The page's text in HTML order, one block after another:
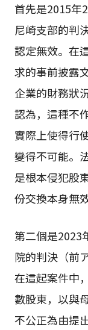
首先是2015年
尼崎支部的判
認定無效。在
求的事前披露
企業的財務狀
認為，這種不
實際上使得行
變得不可能。
是根本侵犯股
份交換本身無效
第二個是2023
院的判決（前
在這起案件中
數股東，以與
不公正為由提